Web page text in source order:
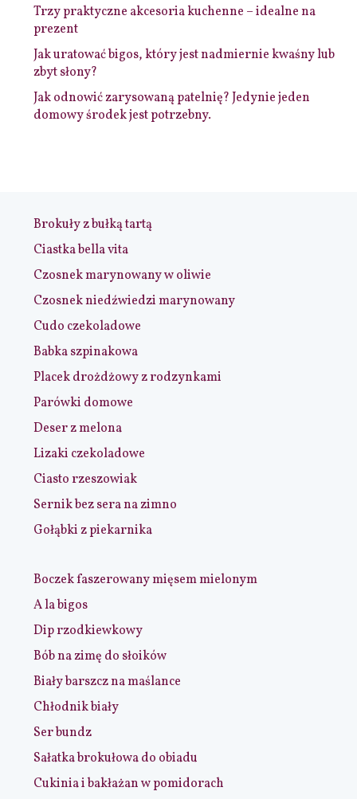
Trzy praktyczne akcesoria kuchenne – idealne na
prezent
Jak uratować bigos, który jest nadmiernie kwaśny lub
zbyt słony?
Jak odnowić zarysowaną patelnię? Jedynie jeden
domowy środek jest potrzebny.
Brokuły z bułką tartą
Ciastka bella vita
Czosnek marynowany w oliwie
Czosnek niedźwiedzi marynowany
Cudo czekoladowe
Babka szpinakowa
Placek drożdżowy z rodzynkami
Parówki domowe
Deser z melona
Lizaki czekoladowe
Ciasto rzeszowiak
Sernik bez sera na zimno
Gołąbki z piekarnika
Boczek faszerowany mięsem mielonym
A la bigos
Dip rzodkiewkowy
Bób na zimę do słoików
Biały barszcz na maślance
Chłodnik biały
Ser bundz
Sałatka brokułowa do obiadu
Cukinia i bakłażan w pomidorach